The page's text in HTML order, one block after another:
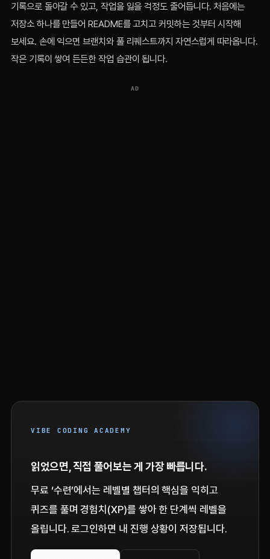
기록으로 돌아갈 수 있고, 작업을 잃을 걱정도 줄어듭니다. 처음에는
저장소 하나를 만들어 README를 고치고 커밋하는 것부터 시작해
보세요. 손에 익으면 브랜치와 풀 리퀘스트까지 자연스럽게 따라옵니다.
작은 기록이 쌓여 든든한 작업 습관이 됩니다.
AD
VIBE CODING ACADEMY
읽었으면, 직접 풀어보는 게 가장 빠릅니다.
무료 ‘수련’에서는 레벨별 챕터의 핵심을 익히고
퀴즈를 풀며 경험치(XP)를 쌓아 한 단계씩 레벨을
올립니다. 로그인하면 내 진행 상황이 저장됩니다.